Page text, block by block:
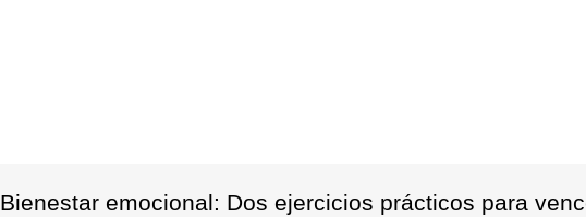
Bienestar emocional: Dos ejercicios prácticos para